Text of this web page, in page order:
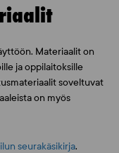
Materiaalit on
ja oppilaitoksille
soveltuvat
on myös
seurakäsikirja.